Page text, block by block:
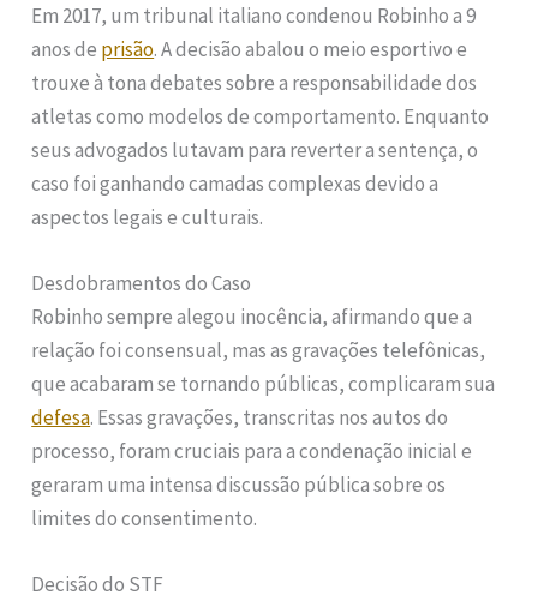
Em 2017, um tribunal italiano condenou Robinho a 9
anos de prisão. A decisão abalou o meio esportivo e
trouxe à tona debates sobre a responsabilidade dos
atletas como modelos de comportamento. Enquanto
seus advogados lutavam para reverter a sentença, o
caso foi ganhando camadas complexas devido a
aspectos legais e culturais.
Desdobramentos do Caso
Robinho sempre alegou inocência, afirmando que a
relação foi consensual, mas as gravações telefônicas,
que acabaram se tornando públicas, complicaram sua
defesa. Essas gravações, transcritas nos autos do
processo, foram cruciais para a condenação inicial e
geraram uma intensa discussão pública sobre os
limites do consentimento.
Decisão do STF